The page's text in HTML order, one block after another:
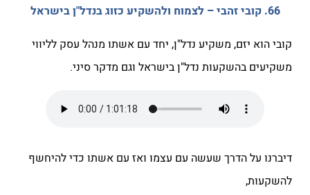
66. קובי זהבי – לצמוח ולהשקיע כזוג בנדל"ן בישראל
קובי הוא יזם, משקיע נדל"ן, יחד עם אשתו מנהל עסק לליווי
משקיעים בהשקעות נדל"ן בישראל וגם מדקר סיני.
דיברנו על הדרך שעשה עם עצמו ואז עם אשתו כדי להיחשף
להשקעות,